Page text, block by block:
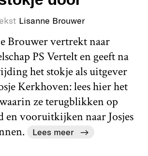
Lisanne Brouwer
Brouwer vertrekt naar
PS Vertelt en geeft na
het stokje als uitgever
Kerkhoven: lees hier het
ze terugblikken op
en vooruitkijken naar Josjes
Lees meer